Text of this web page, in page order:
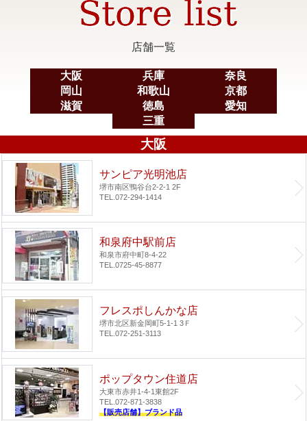
店舗一覧
大阪 兵庫
奈良
岡山
和歌山
京都
滋賀
徳島
愛知
三重
大阪
サンピア光明池店
堺市南区鴨谷台2-2-1 2F
TEL.072-294-1414
和泉府中駅前店
和泉市府中町8-4-22
TEL.0725-45-8877
フレスポしんかな店
堺市北区新金岡町5-1-1 3Ｆ
TEL.072-251-3113
ポップタウン住道店
大東市赤井1-4-1東館2F
TEL.072-871-3838
【販売店舗】ブランド品